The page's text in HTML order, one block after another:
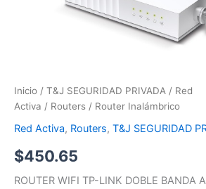
Inicio / T&J SEGURIDAD PRIVADA / Red
Activa / Routers / Router Inalámbrico
Red Activa, Routers, T&J SEGURIDAD
$450.65
ROUTER WIFI TP-LINK DOBLE BANDA